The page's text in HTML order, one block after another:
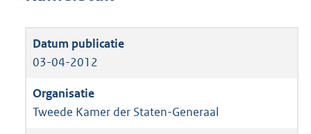
03-04-2012
Tweede Kamer der Staten-Generaal